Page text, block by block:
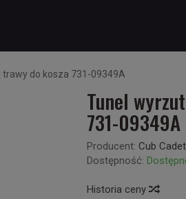
do kosza 731-09349A
Tunel
731-09349A
Producent: Cub Cadet
Dostępność:
Historia ceny